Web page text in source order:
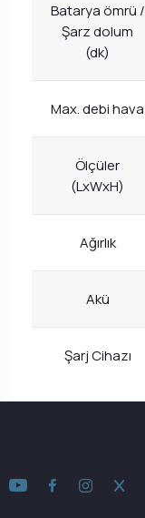
Batarya ömrü /
Şarz dolum
(dk)
Max. debi hava
Ölçüler
(LxWxH)
Ağırlık
Akü
Şarj Cihazı